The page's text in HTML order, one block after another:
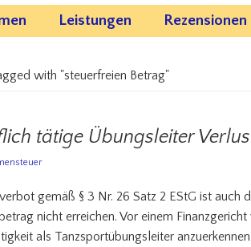
Leistungen Rezensionen
with "steuerfreien Betrag"
tätige Übungsleiter
gemäß § 3 Nr. 26 Satz 2 EStG ist auch
nicht erreichen. Vor einem
als Tanzsportübungsleiter